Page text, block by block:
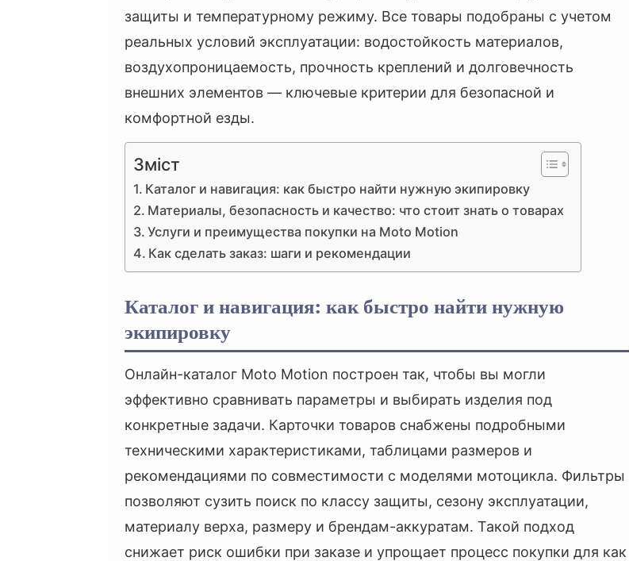
защиты и температурному режиму. Все товары подобраны с учетом
реальных условий эксплуатации: водостойкость материалов,
воздухопроницаемость, прочность креплений и долговечность
внешних элементов — ключевые критерии для безопасной и
комфортной езды.
Зміст
Каталог и навигация: как быстро найти нужную экипировку
Материалы, безопасность и качество: что стоит знать о товарах
Услуги и преимущества покупки на Moto Motion
Как сделать заказ: шаги и рекомендации
Каталог и навигация: как быстро найти нужную
экипировку
Онлайн-каталог Moto Motion построен так, чтобы вы могли
эффективно сравнивать параметры и выбирать изделия под
конкретные задачи. Карточки товаров снабжены подробными
техническими характеристиками, таблицами размеров и
рекомендациями по совместимости с моделями мотоцикла. Фильтры
позволяют сузить поиск по классу защиты, сезону эксплуатации,
материалу верха, размеру и брендам-аккуратам. Такой подход
снижает риск ошибки при заказе и упрощает процесс покупки для как